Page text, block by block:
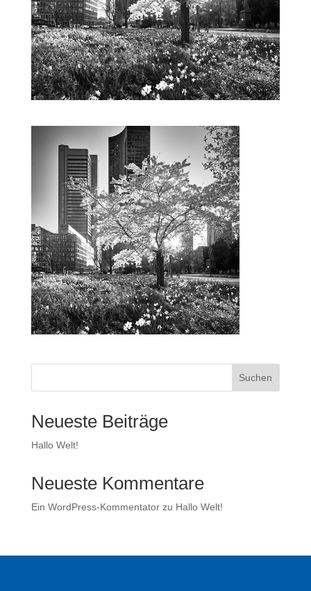
Suchen
Neueste Beiträge
Hallo Welt!
Neueste Kommentare
Ein WordPress-Kommentatorzu Hallo Welt!